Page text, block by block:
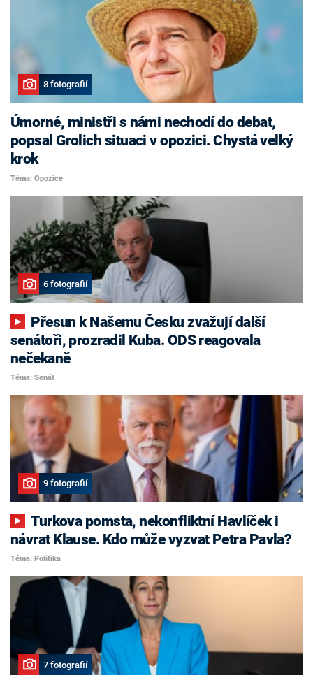
8 fotografií
Úmorné, ministři s námi nechodí do debat,
popsal Grolich situaci v opozici. Chystá velký
krok
Téma: Opozice
6 fotografií
senátoři, prozradil Kuba. ODS reagovala
nečekaně
Téma: Senát
9 fotografií
Turkova pomsta, nekonfliktní Havlíček i
návrat Klause. Kdo může vyzvat Petra Pavla?
Téma: Politika
7 fotografií